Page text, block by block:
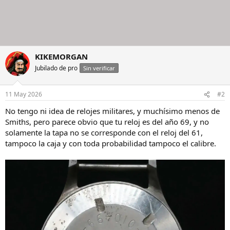
KIKEMORGAN
Jubilado de pro Sin verificar
11 May 2026 #2
No tengo ni idea de relojes militares, y muchísimo menos de
Smiths, pero parece obvio que tu reloj es del año 69, y no
solamente la tapa no se corresponde con el reloj del 61,
tampoco la caja y con toda probabilidad tampoco el calibre.